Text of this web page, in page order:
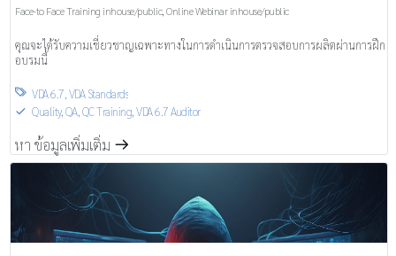
Training ตรวจสอบกระบวนการสำหรับ
อุปกรณ์การผลิต – คุณวุฒิ / การฝึกอบรม
Face-to Face Training inhouse/public, Online Webinar inhouse/public
คุณจะได้รับความเชี่ยวชาญเฉพาะทางในการดำเนินการตรวจสอบการผลิตผ่านการฝึก
อบรมนี้
 VDA 6.7,VDA Standards
S Quality, QA, QC Training,VDA 6.7 Auditor
หา ข้อมูลเพิ่มเติ่ม m